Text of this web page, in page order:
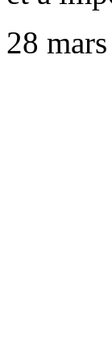
28